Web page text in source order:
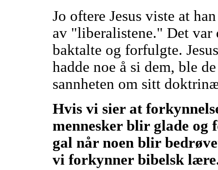
Jo oftere Jesus viste at
av "liberalistene." Det var
baktalte og forfulgte.
hadde noe å si dem, ble
sannheten om sitt
Hvis vi sier at
mennesker blir glade og
gal når noen blir
vi forkynner bibelsk